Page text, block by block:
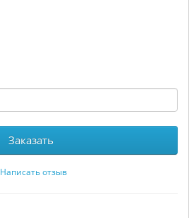
Заказать
Написать отзыв